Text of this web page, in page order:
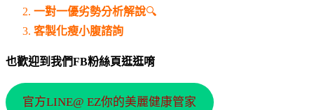
一對一優劣勢分析解說🔍
客製化瘦小腹諮詢
也歡迎到我們FB粉絲頁逛逛唷
官方LINE@ EZ你的美麗健康管家